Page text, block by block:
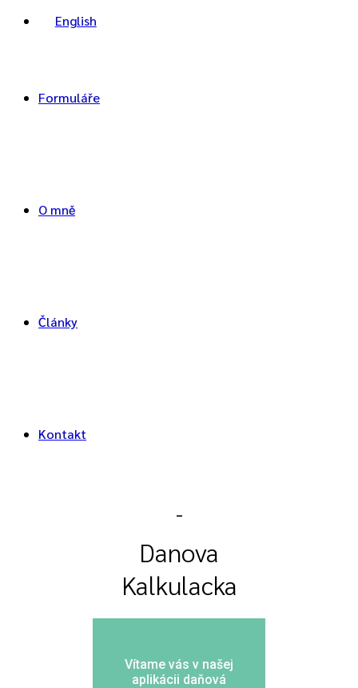
English
Formuláře
O mně
Články
Kontakt
Danova
Kalkulacka
Vítame vás v našej
aplikácii daňová